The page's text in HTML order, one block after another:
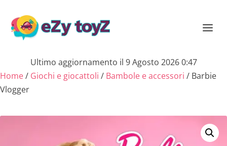
Ultimo aggiornamento il 9 Agosto 2026 0:47
Home/ Giochi e giocattoli / Bambole e accessori / Barbie
Vlogger